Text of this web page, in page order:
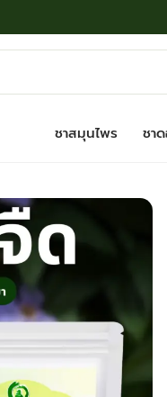
ชาสมุนไพร ชา